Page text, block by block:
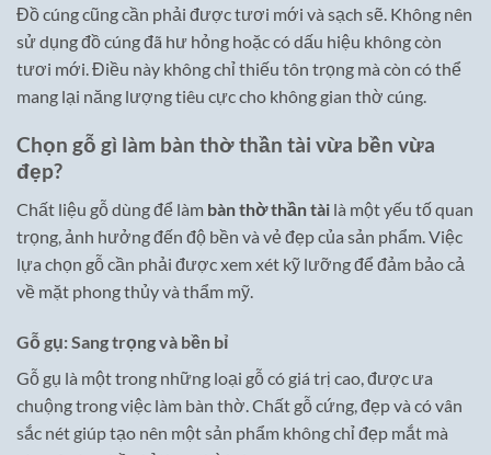
Đồ cúng cũng cần phải được tươi mới và sạch sẽ. Không nên
sử dụng đồ cúng đã hư hỏng hoặc có dấu hiệu không còn
tươi mới. Điều này không chỉ thiếu tôn trọng mà còn có thể
mang lại năng lượng tiêu cực cho không gian thờ cúng.
Chọn gỗ gì làm bàn thờ thần tài vừa bền vừa
đẹp?
Chất liệu gỗ dùng để làm bàn thờ thần tài là một yếu tố quan
trọng, ảnh hưởng đến độ bền và vẻ đẹp của sản phẩm. Việc
lựa chọn gỗ cần phải được xem xét kỹ lưỡng để đảm bảo cả
về mặt phong thủy và thẩm mỹ.
Gỗ gụ: Sang trọng và bền bỉ
Gỗ gụ là một trong những loại gỗ có giá trị cao, được ưa
chuộng trong việc làm bàn thờ. Chất gỗ cứng, đẹp và có vân
sắc nét giúp tạo nên một sản phẩm không chỉ đẹp mắt mà